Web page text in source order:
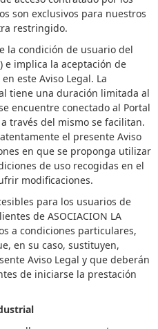
son exclusivos para nuestros
restringido.
la condición de usuario del
e implica la aceptación de
este Aviso Legal. La
tiene una duración limitada al
encuentre conectado al Portal
través del mismo se facilitan.
el presente Aviso
en que se proponga utilizar
de uso recogidas en el
modificaciones.
para los usuarios de
de ASOCIACION LA
a condiciones particulares,
en su caso, sustituyen,
Aviso Legal y que deberán
de iniciarse la prestación